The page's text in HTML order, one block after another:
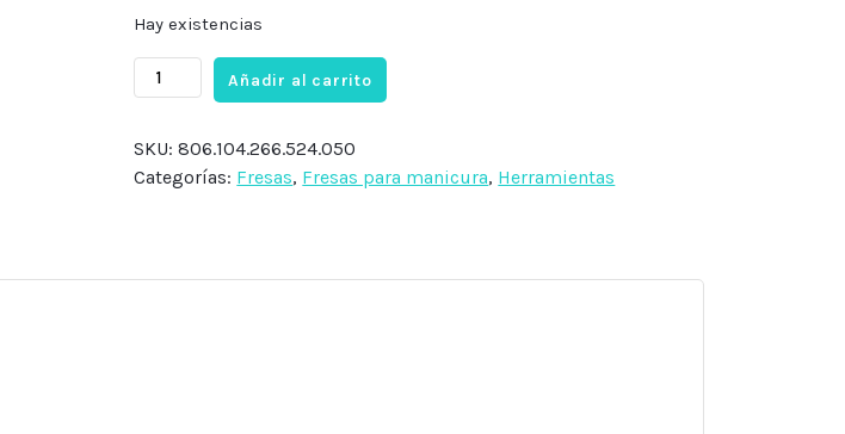
Hay existencias
Fresa
manicura
azul,
Vladmiva
Añadir al carrito
SKU:806.104.266.524.050
Categorías: Fresas, Fresas para manicura, Herramientas